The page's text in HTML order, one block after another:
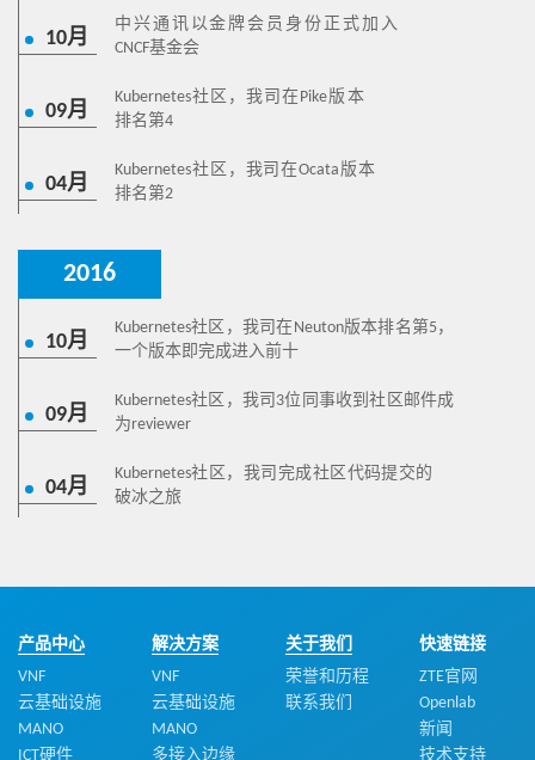
10月
中兴通讯以金牌会员身份正式加入
CNCF基金会
09月
Kubernetes社区，我司在Pike版本
排名第4
04月
Kubernetes社区，我司在Ocata版本
排名第2
2016
10月
Kubernetes社区，我司在Neuton版本排名第5，
一个版本即完成进入前十
09月
Kubernetes社区，我司3位同事收到社区邮件成
为reviewer
04月
Kubernetes社区，我司完成社区代码提交的
破冰之旅
产品中心
VNF
云基础设施
MANO
ICT硬件
解决方案
VNF
云基础设施
MANO
多接入边缘
关于我们
荣誉和历程
联系我们
快速链接
ZTE官网
Openlab
新闻
技术支持